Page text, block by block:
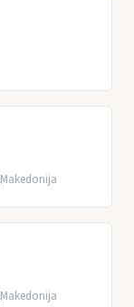
Makedonija
Makedonija